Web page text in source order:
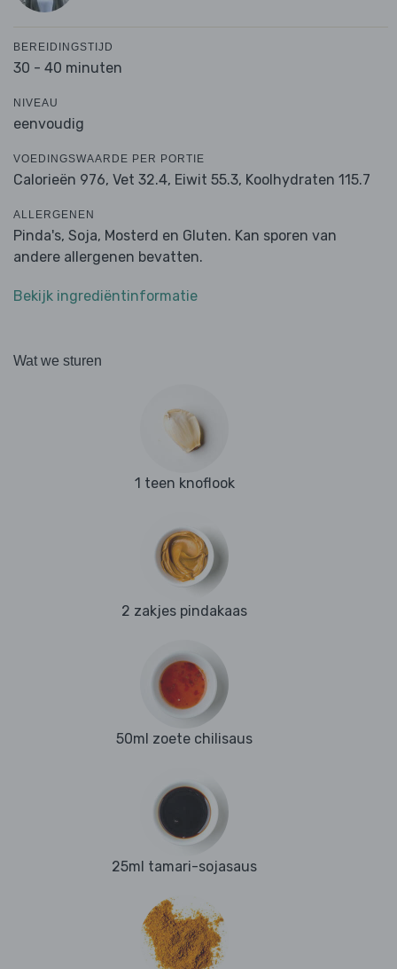
BEREIDINGSTIJD
30 - 40 minuten
NIVEAU
eenvoudig
VOEDINGSWAARDE PER PORTIE
Calorieën 976, Vet 32.4, Eiwit 55.3, Koolhydraten 115.7
ALLERGENEN
Pinda's, Soja, Mosterd en Gluten. Kan sporen van
andere allergenen bevatten.
Bekijk ingrediëntinformatie
Wat we sturen
1 teen knoflook
2 zakjes pindakaas
50ml zoete chilisaus
25ml tamari-sojasaus